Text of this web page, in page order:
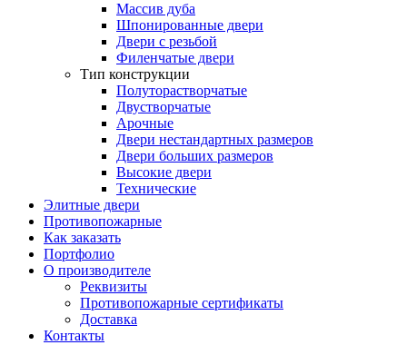
Массив дуба
Шпонированные двери
Двери с резьбой
Филенчатые двери
Тип конструкции
Полуторастворчатые
Двустворчатые
Арочные
Двери нестандартных размеров
Двери больших размеров
Высокие двери
Технические
Элитные двери
Противопожарные
Как заказать
Портфолио
О производителе
Реквизиты
Противопожарные сертификаты
Доставка
Контакты